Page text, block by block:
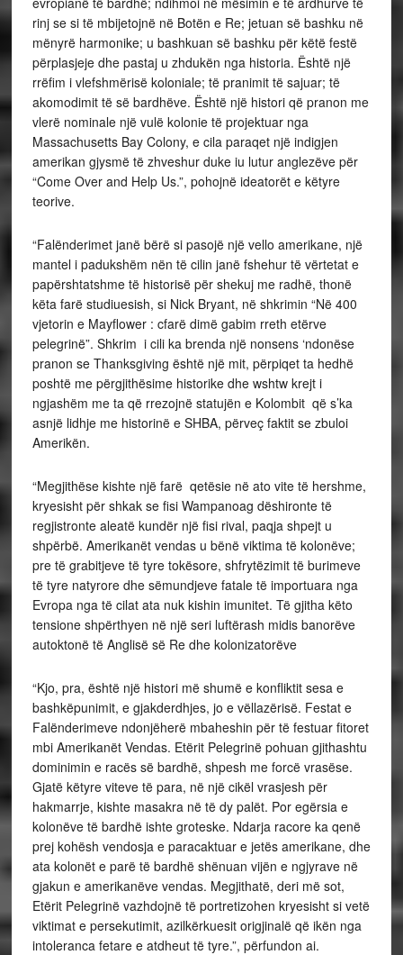
rinj se si të mbijetojnë në Botën e Re; jetuan së bashku në
mënyrë harmonike; u bashkuan së bashku për këtë festë
përplasjeje dhe pastaj u zhdukën nga historia. Është një
rrëfim i vlefshmërisë koloniale; të pranimit të sajuar; të
akomodimit të së bardhëve. Është një histori që pranon me
vlerë nominale një vulë kolonie të projektuar nga
Massachusetts Bay Colony, e cila paraqet një indigjen
amerikan gjysmë të zhveshur duke iu lutur anglezëve për
“Come Over and Help Us.”, pohojnë ideatorët e këtyre
teorive.
“Falënderimet janë bërë si pasojë një vello amerikane, një
mantel i padukshëm nën të cilin janë fshehur të vërtetat e
papërshtatshme të historisë për shekuj me radhë, thonë
këta farë studiuesish, si Nick Bryant, në shkrimin “Në 400
vjetorin e Mayflower : cfarë dimë gabim rreth etërve
pelegrinë”. Shkrim i cili ka brenda një nonsens ‘ndonëse
pranon se Thanksgiving është një mit, përpiqet ta hedhë
poshtë me përgjithësime historike dhe wshtw krejt i
ngjashëm me ta që rrezojnë statujën e Kolombit që s’ka
asnjë lidhje me historinë e SHBA, përveç faktit se zbuloi
Amerikën.
“Megjithëse kishte një farë qetësie në ato vite të hershme,
kryesisht për shkak se fisi Wampanoag dëshironte të
regjistronte aleatë kundër një fisi rival, paqja shpejt u
shpërbë. Amerikanët vendas u bënë viktima të kolonëve;
pre të grabitjeve të tyre tokësore, shfrytëzimit të burimeve
të tyre natyrore dhe sëmundjeve fatale të importuara nga
Evropa nga të cilat ata nuk kishin imunitet. Të gjitha këto
tensione shpërthyen në një seri luftërash midis banorëve
autoktonë të Anglisë së Re dhe kolonizatorëve
“Kjo, pra, është një histori më shumë e konfliktit sesa e
bashkëpunimit, e gjakderdhjes, jo e vëllazërisë. Festat e
Falënderimeve ndonjëherë mbaheshin për të festuar fitoret
mbi Amerikanët Vendas. Etërit Pelegrinë pohuan gjithashtu
dominimin e racës së bardhë, shpesh me forcë vrasëse.
Gjatë këtyre viteve të para, në një cikël vrasjesh për
hakmarrje, kishte masakra në të dy palët. Por egërsia e
kolonëve të bardhë ishte groteske. Ndarja racore ka qenë
prej kohësh vendosja e paracaktuar e jetës amerikane, dhe
ata kolonët e parë të bardhë shënuan vijën e ngjyrave në
gjakun e amerikanëve vendas. Megjithatë, deri më sot,
Etërit Pelegrinë vazhdojnë të portretizohen kryesisht si vetë
viktimat e persekutimit, azilkërkuesit origjinalë që ikën nga
intoleranca fetare e atdheut të tyre.”, përfundon ai.